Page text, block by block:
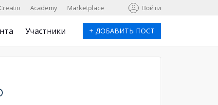
Creatio Academy Marketplace Войти
Участники + ДОБАВИТЬ ПОСТ